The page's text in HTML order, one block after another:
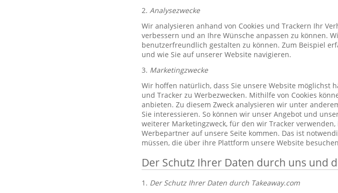
2. Analysezwecke
Wir analysieren anhand von Cookies und Trackern Ihr
verbessern und an Ihre Wünsche anpassen zu können.
benutzerfreundlich gestalten zu können. Zum Beispiel
und wie Sie auf unserer Website navigieren.
3. Marketingzwecke
Wir hoffen natürlich, dass Sie unsere Website möglichst
und Tracker zu Werbezwecken. Mithilfe von Cookies
anbieten. Zu diesem Zweck analysieren wir unter
Sie interessieren. So können wir unser Angebot und
weiterer Marketingzweck, für den wir Tracker
Werbepartner auf unsere Seite kommen. Das ist
müssen, die über ihre Plattform unsere Website
Der Schutz Ihrer Daten durch uns und
1. Der Schutz Ihrer Daten durch Takeaway.com